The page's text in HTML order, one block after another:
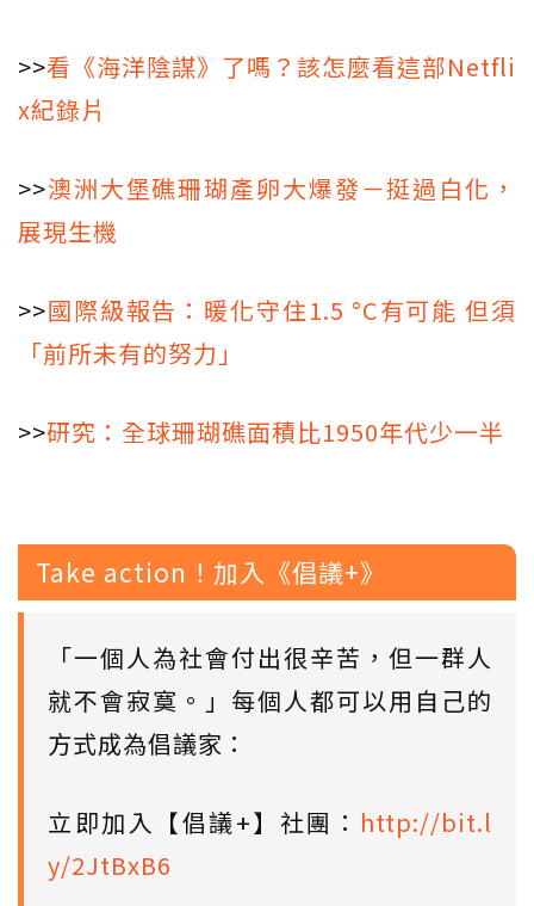
>>看《海洋陰謀》了嗎？該怎麼看這部Netfli
x紀錄片
>>澳洲大堡礁珊瑚產卵大爆發－挺過白化，
展現生機
>>國際級報告：暖化守住1.5 °C有可能 但須
「前所未有的努力」
>>研究：全球珊瑚礁面積比1950年代少一半
Take action！加入《倡議+》
「一個人為社會付出很辛苦，但一群人
就不會寂寞。」每個人都可以用自己的
方式成為倡議家：
立即加入【倡議+】社團： http://bit.l
y/2JtBxB6